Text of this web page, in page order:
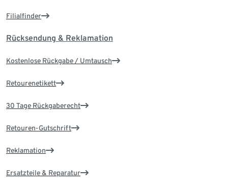
Filialfinder
Rücksendung & Reklamation
Kostenlose Rückgabe / Umtausch
Retourenetikett
30 Tage Rückgaberecht
Retouren-Gutschrift
Reklamation
Ersatzteile & Reparatur